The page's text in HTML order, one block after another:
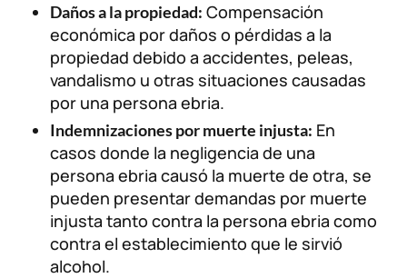
Daños a la propiedad: Compensación
económica por daños o pérdidas a la
propiedad debido a accidentes, peleas,
vandalismo u otras situaciones causadas
por una persona ebria.
Indemnizaciones por muerte injusta: En
casos donde la negligencia de una
persona ebria causó la muerte de otra, se
pueden presentar demandas por muerte
injusta tanto contra la persona ebria como
contra el establecimiento que le sirvió
alcohol.